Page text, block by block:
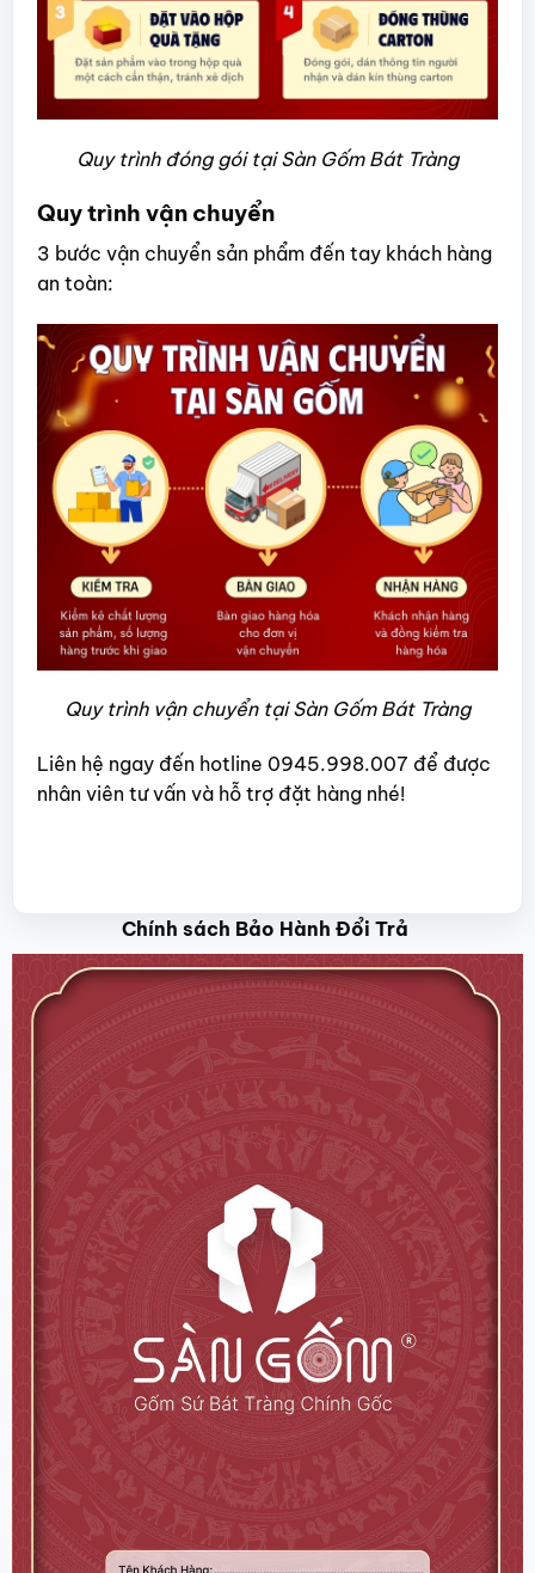
Quy trình đóng gói tại Sàn Gốm Bát Tràng
Quy trình vận chuyển
3 bước vận chuyển sản phẩm đến tay khách hàng
an toàn:
Quy trình vận chuyển tại Sàn Gốm Bát Tràng
Liên hệ ngay đến hotline 0945.998.007 để được
nhân viên tư vấn và hỗ trợ đặt hàng nhé!
Chính sách Bảo Hành Đổi Trả